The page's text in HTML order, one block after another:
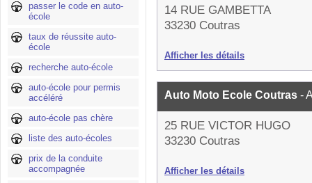
passer le code en auto-
école
taux de réussite auto-
école
recherche auto-école
auto-école pour permis
accéléré
auto-école pas chère
liste des auto-écoles
prix de la conduite
accompagnée
14 RUE GAMBETTA
33230 Coutras
Afficher les détails
Auto Moto Ecole Coutras -
25 RUE VICTOR HUGO
33230 Coutras
Afficher les détails